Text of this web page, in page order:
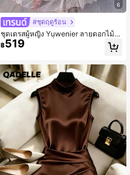
6
#ชุดฤดูร้อน
ชุดเดรสผู้หญิง Yuwenier ลายดอกไม้พิ
มพ์ตาข่าย สายเดี่ยว สีขาวผ้าชีฟอง ชุด
เดรสปาร์ตี้โรแมนติกหรูหรา ชุดเดรสแท
หยุดชายหาดฤดูร้อน
฿519